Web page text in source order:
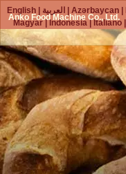
Anko Food Machine Co., Ltd.
English العربية |Azərbaycan
Magyar|Indonesia| Italiano|